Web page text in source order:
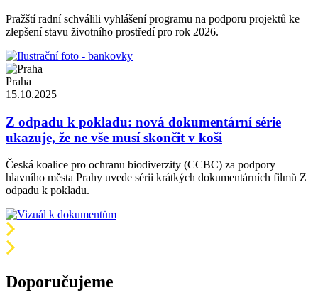
Pražští radní schválili vyhlášení programu na podporu projektů ke
zlepšení stavu životního prostředí pro rok 2026.
Praha
15.10.2025
Z odpadu k pokladu: nová dokumentární série
ukazuje, že ne vše musí skončit v koši
Česká koalice pro ochranu biodiverzity (CCBC) za podpory
hlavního města Prahy uvede sérii krátkých dokumentárních filmů Z
odpadu k pokladu.
Doporučujeme